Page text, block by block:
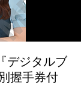
デジタルブ
握手券付